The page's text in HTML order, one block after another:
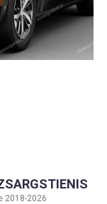
2018-2026